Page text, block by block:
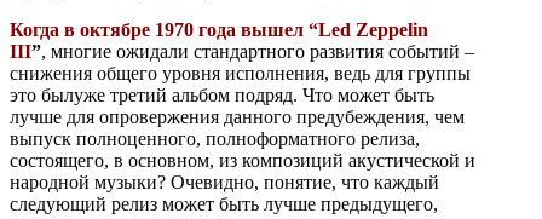
Когда в октябре 1970 года вышел “Led Zeppelin
III”, многие ожидали стандартного развития событий –
снижения общего уровня исполнения, ведь для группы
это былуже третий альбом подряд. Что может быть
лучше для опровержения данного предубеждения, чем
выпуск полноценного, полноформатного релиза,
состоящего, в основном, из композиций акустической и
народной музыки? Очевидно, понятие, что каждый
следующий релиз может быть лучше предыдущего,